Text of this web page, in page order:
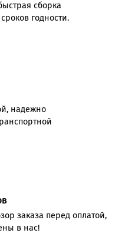
сборка
сроков годности.
надежно
заказа перед оплатой,
в нас!